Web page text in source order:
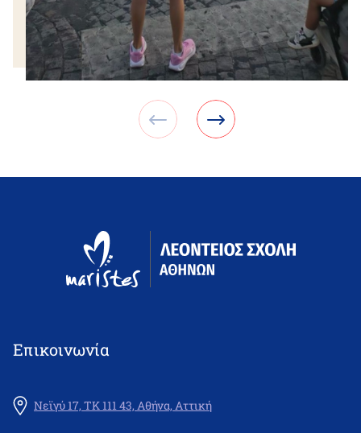
Επικοινωνία
Νεϊγύ 17, ΤΚ 111 43, Αθήνα, Αττική